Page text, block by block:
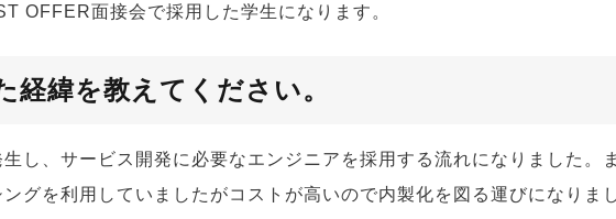
OFFER面接会で採用した学生になります。
緯を教えてください。
し、サービス開発に必要なエンジニアを採用する流れになりました。ま
グを利用していましたがコストが高いので内製化を図る運びになりま